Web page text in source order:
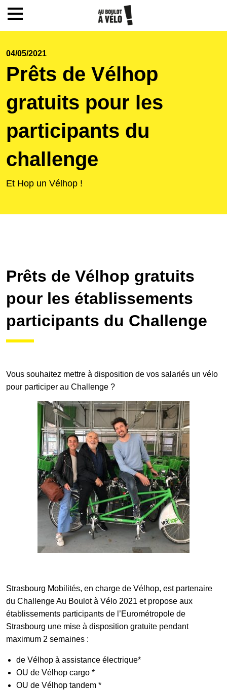
Accueil
Le challenge
Inscription
Ecoles
Résultats
Les participants
FAQ
Contact
04/05/2021
Prêts de Vélhop
gratuits pour les
participants du
challenge
Et Hop un Vélhop !
Prêts de Vélhop gratuits
pour les établissements
participants du Challenge
Vous souhaitez mettre à disposition de vos salariés un vélo
pour participer au Challenge ?
Strasbourg Mobilités, en charge de Vélhop, est partenaire
du Challenge Au Boulot à Vélo 2021 et propose aux
établissements participants de l’Eurométropole de
Strasbourg une mise à disposition gratuite pendant
maximum 2 semaines :
de Vélhop à assistance électrique*
OU de Vélhop cargo *
OU de Vélhop tandem *